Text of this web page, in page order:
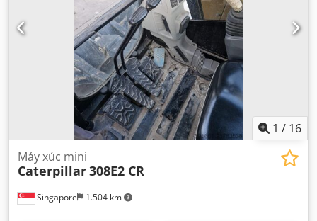
1 / 16
Singapore 1.504 km
Máy xúc mini
Caterpillar308E2 CR